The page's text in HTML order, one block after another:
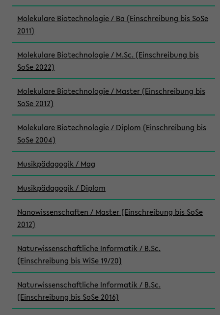
Molekulare Biotechnologie / Ba (Einschreibung bis SoSe
2011)
Molekulare Biotechnologie / M.Sc. (Einschreibung bis
SoSe 2022)
Molekulare Biotechnologie / Master (Einschreibung bis
SoSe 2012)
Molekulare Biotechnologie / Diplom (Einschreibung bis
SoSe 2004)
Musikpädagogik / Mag
Musikpädagogik / Diplom
Nanowissenschaften / Master (Einschreibung bis SoSe
2012)
Naturwissenschaftliche Informatik / B.Sc.
(Einschreibung bis WiSe 19/20)
Naturwissenschaftliche Informatik / B.Sc.
(Einschreibung bis SoSe 2016)